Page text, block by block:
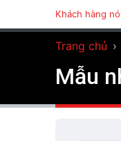
Khách hàng
Trang chủ ›
Mẫu